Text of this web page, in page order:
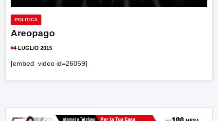
POLITICA
Areopago
4 LUGLIO 2015
[embed_video id=26059]